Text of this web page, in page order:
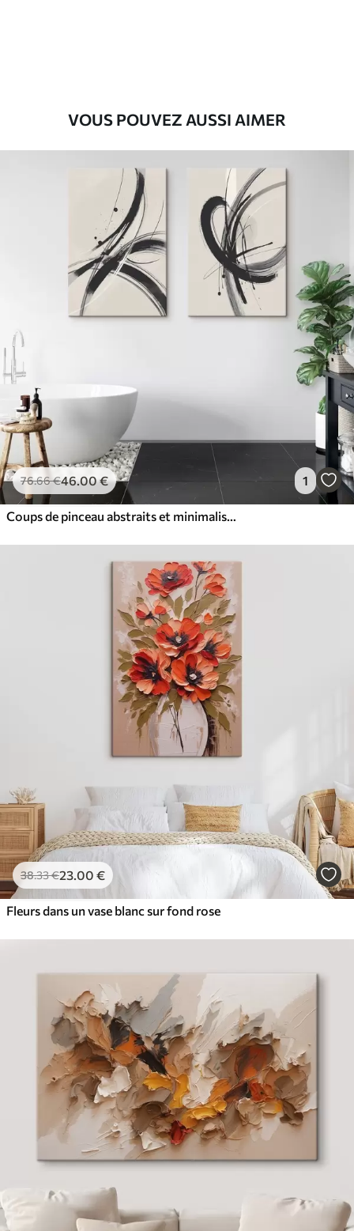
VOUS POUVEZ AUSSI AIMER
76.66€46.00€ 1
Coups de pinceau abstraits et minimalistes
38.33€23.00 €
Fleurs dans un vase blanc sur fond rose